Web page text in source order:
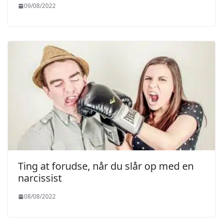
09/08/2022
Ting at forudse, når du slår op med en
narcissist
08/08/2022